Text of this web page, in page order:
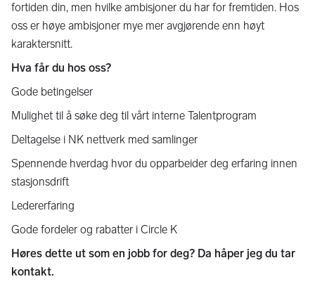
fortiden din, men hvilke ambisjoner du har for fremtiden. Hos
oss er høye ambisjoner mye mer avgjørende enn høyt
karaktersnitt.
Hva får du hos oss?
Gode betingelser
Mulighet til å søke deg til vårt interne Talentprogram
Deltagelse i NK nettverk med samlinger
Spennende hverdag hvor du opparbeider deg erfaring innen
stasjonsdrift
Ledererfaring
Gode fordeler og rabatter i Circle K
Høres dette ut som en jobb for deg? Da håper jeg du tar
kontakt.